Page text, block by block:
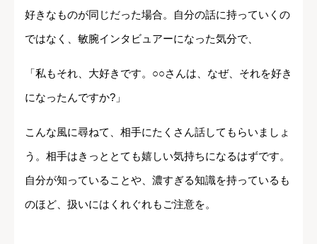
好きなものが同じだった場合。自分の話に持っていくの
ではなく、敏腕インタビュアーになった気分で、
「私もそれ、大好きです。○○さんは、なぜ、それを好き
になったんですか?」
こんな風に尋ねて、相手にたくさん話してもらいましょ
う。相手はきっととても嬉しい気持ちになるはずです。
自分が知っていることや、濃すぎる知識を持っているも
のほど、扱いにはくれぐれもご注意を。